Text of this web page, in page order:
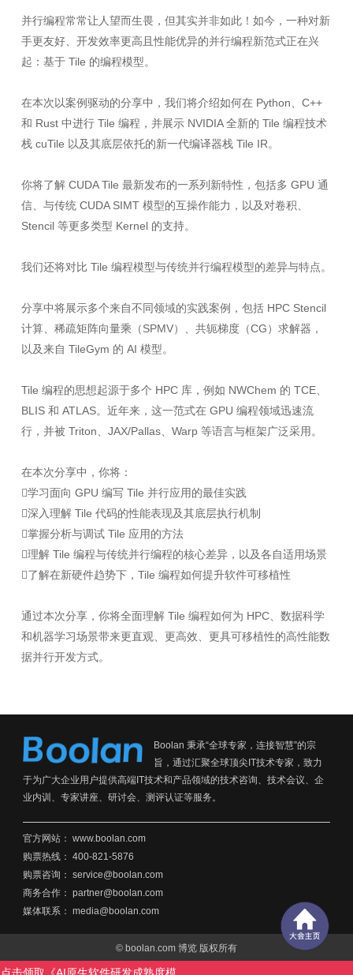
并行编程常常让人望而生畏，但其实并非如此！如今，一种对新
手更友好、开发效率更高且性能优异的并行编程新范式正在兴
起：基于 Tile 的编程模型。
在本次以案例驱动的分享中，我们将介绍如何在 Python、C++
和 Rust 中进行 Tile 编程，并展示 NVIDIA 全新的 Tile 编程技术
栈 cuTile 以及其底层依托的新一代编译器栈 Tile IR。
你将了解 CUDA Tile 最新发布的一系列新特性，包括多 GPU 通
信、与传统 CUDA SIMT 模型的互操作能力，以及对卷积、
Stencil 等更多类型 Kernel 的支持。
我们还将对比 Tile 编程模型与传统并行编程模型的差异与特点。
分享中将展示多个来自不同领域的实践案例，包括 HPC Stencil
计算、稀疏矩阵向量乘（SPMV）、共轭梯度（CG）求解器，
以及来自 TileGym 的 AI 模型。
Tile 编程的思想起源于多个 HPC 库，例如 NWChem 的 TCE、
BLIS 和 ATLAS。近年来，这一范式在 GPU 编程领域迅速流
行，并被 Triton、JAX/Pallas、Warp 等语言与框架广泛采用。
在本次分享中，你将：
学习面向 GPU 编写 Tile 并行应用的最佳实践
深入理解 Tile 代码的性能表现及其底层执行机制
掌握分析与调试 Tile 应用的方法
理解 Tile 编程与传统并行编程的核心差异，以及各自适用场景
了解在新硬件趋势下，Tile 编程如何提升软件可移植性
通过本次分享，你将全面理解 Tile 编程如何为 HPC、数据科学
和机器学习场景带来更直观、更高效、更具可移植性的高性能数
据并行开发方式。
Boolan 秉承“全球专家，连接智慧”的宗
旨，通过汇聚全球顶尖IT技术专家，致力
于为广大企业用户提供高端IT技术和产品领域的技术咨询、技术会议、企
业内训、专家讲座、研讨会、测评认证等服务。
官方网站： www.boolan.com
购票热线： 400-821-5876
购票咨询： service@boolan.com
商务合作： partner@boolan.com
媒体联系： media@boolan.com
© boolan.com 博览 版权所有
沪ICP备15014563号-6